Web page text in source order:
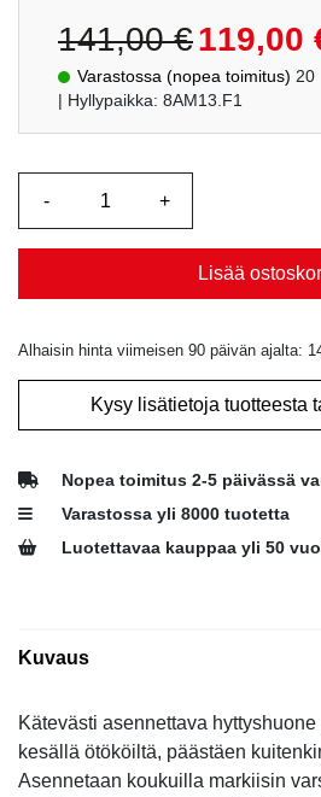
141,00€
Alkuperäinen
hinta
oli:
141,00 €.
119,00
Nykyinen
hinta
on:
119,00 €.
Varastossa (nopea toimitus) 20
| Hyllypaikka: 8AM13.F1
Lisää
Alhaisin hinta viimeisen 90 päivän ajalta:
Kysy lisätietoja tuotteesta
Nopea toimitus 2-5 päivässä
Varastossa yli 8000 tuotetta
Luotettavaa kauppaa yli 50
Kuvaus
Kätevästi asennettava
kesällä ötököiltä, päästäen
Asennetaan koukuilla markiisin